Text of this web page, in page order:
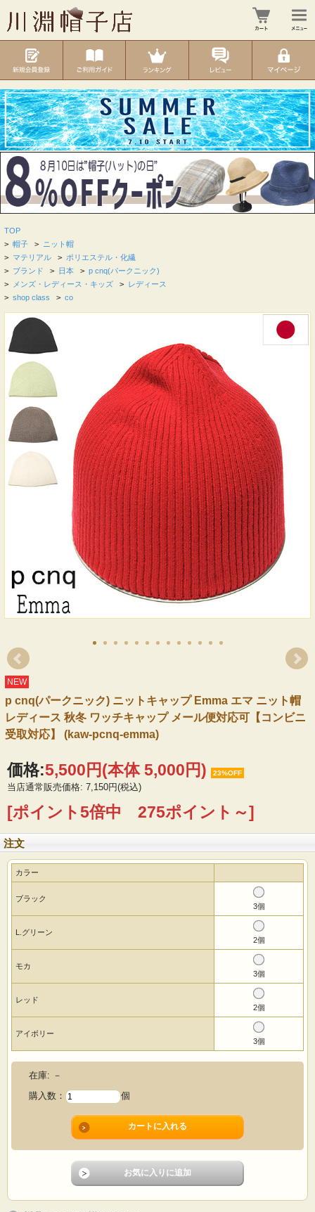
TOP
> 帽子 > ニット帽
> マテリアル > ポリエステル・化繊
> ブランド > 日本 > p cnq(パークニック)
> メンズ・レディース・キッズ > レディース
> shop class > co
NEW
p cnq(パークニック) ニットキャップ Emma エマ ニット帽
レディース 秋冬 ワッチキャップ メール便対応可【コンビニ
受取対応】 (kaw-pcnq-emma)
価格:5,500円(本体 5,000円) 23%OFF
当店通常販売価格: 7,150円(税込)
[ポイント5倍中 275ポイント～]
注文
カラー
ブラック
3個
L.グリーン
2個
モカ
3個
レッド
2個
アイボリー
3個
在庫: －
購入数：
個